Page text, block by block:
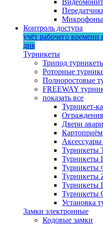
Микрофоны
Контроль доступа
учёт рабочего времени
дня
Турникеты
Трипод
Роторные
Полноростовые
FREEWAY
показать все
Турникет-
Ограждения
Двери
Турникеты
Турникеты
Турникеты
Турникеты
Турникеты
Установка
Замки электронные
Кодовые замки